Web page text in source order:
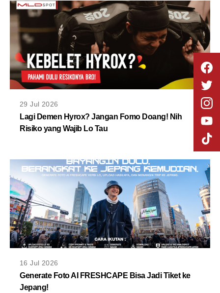
29 Jul 2026
Lagi Demen Hyrox? Jangan Fomo Doang! Nih
Risiko yang Wajib Lo Tau
16 Jul 2026
Generate Foto AI FRESHCAPE Bisa Jadi Tiket ke
Jepang!